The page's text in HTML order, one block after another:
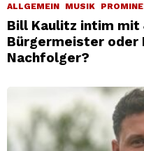
ALLGEMEIN MUSIK
Bill Kaulitz intim mit
Bürgermeister oder
Nachfolger?